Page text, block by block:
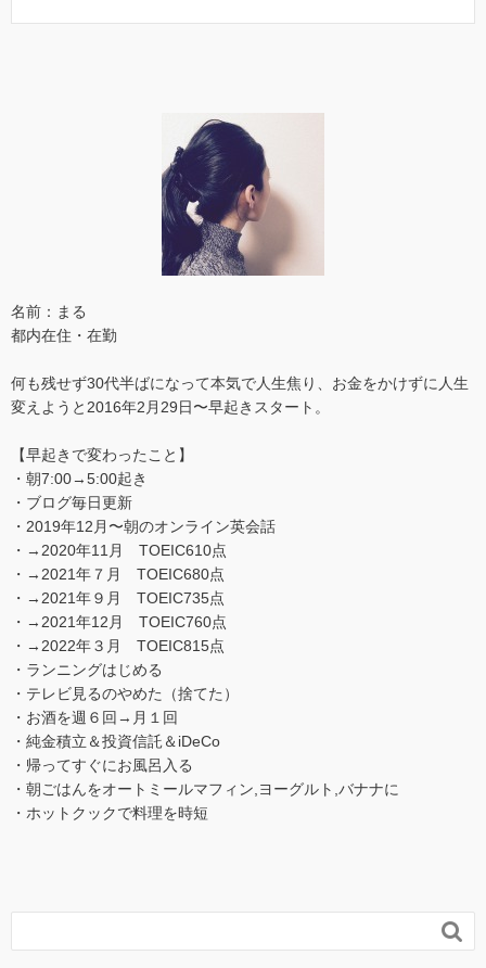
名前：まる
都内在住・在勤
何も残せず30代半ばになって本気で人生焦り、お金をかけずに人生
変えようと2016年2月29日〜早起きスタート。
【早起きで変わったこと】
・朝7:00→5:00起き
・ブログ毎日更新
・2019年12月〜朝のオンライン英会話
・→2020年11月 TOEIC610点
・→2021年７月 TOEIC680点
・→2021年９月 TOEIC735点
・→2021年12月 TOEIC760点
・→2022年３月 TOEIC815点
・ランニングはじめる
・テレビ見るのやめた（捨てた）
・お酒を週６回→月１回
・純金積立＆投資信託＆iDeCo
・帰ってすぐにお風呂入る
・朝ごはんをオートミールマフィン,ヨーグルト,バナナに
・ホットクックで料理を時短
